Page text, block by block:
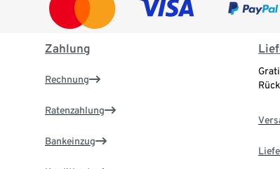
Zahlung
Rechnung
Ratenzahlung
Bankeinzug